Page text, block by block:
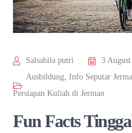
Salsabila putri 3
Ausbildung,Info Seputar
Persiapan Kuliah di Jerman
Fun Facts